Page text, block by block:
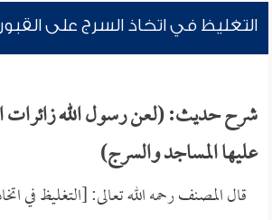
التغليظ في اتخاذ السرج على القبور
شرح حديث: (لعن رسول الله زائرات
عليها المساجد والسرج)
قال المصنف رحمه الله تعالى: [التغليظ في